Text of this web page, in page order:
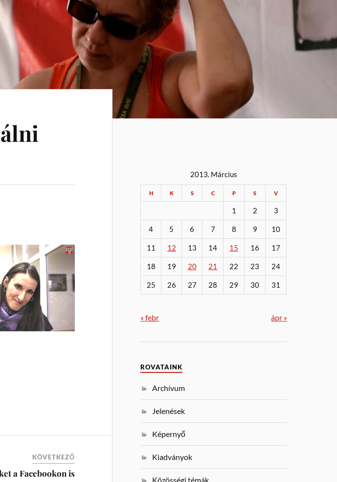
KÖVETKEZŐ
a Facebookon is
2013. Március
H K S C P S V
1 2 3
4 5 6 7 8 9 10
11 12 13 14 15 16 17
18 19 20 21 22 23 24
25 26 27 28 29 30 31
« febr ápr »
ROVATAINK
Archívum
Jelenések
Képernyő
Kiadványok
Közösségi témák